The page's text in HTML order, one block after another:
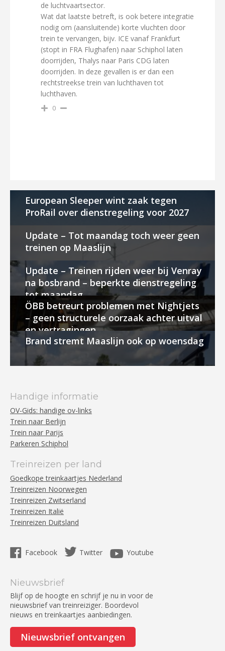
de luchtvaartsector.
Wat dat laatste betreft, is ook betere integratie
nodig om (aansluitende) korte vluchten door
trein te vervangen, bijv. ICE vanaf Frankfurt
(stopt in FRA Flughafen) naar Schiphol laten
doorrijden, Thalys naar Paris CDG laten
doorrijden. In deze gevallen is er dan een
rechtstreekse trein van luchthaven tot
luchthaven.
0
European Sleeper wint zaak tegen
ProRail over dienstregeling voor 2027
Update – Tot maandag toch weer geen
treinen op Maaslijn
Update – Treinen rijden weer bij Venray
na bosbrand – beperkte dienstregeling
tot maandag
ÖBB betreurt problemen met Nightjets
– geen structurele oorzaak achter uitval
en vertragingen
Brand stremt Maaslijn ook op woensdag
Handige informatie
OV-Gids: handige ov-links
Trein naar Berlijn
Trein naar Parijs
Parkeren Schiphol
Treinreizen per land
Goedkope treinkaartjes Nederland
Treinreizen Noorwegen
Treinreizen Zwitserland
Treinreizen Italië
Treinreizen Duitsland
Facebook Twitter Youtube
Nieuwsbrief
Blijf op de hoogte en schrijf je nu in voor de
nieuwsbrief van treinreiziger. Boordevol
nieuws en treinkaartjes aanbiedingen.
Nieuwsbrief ontvangen